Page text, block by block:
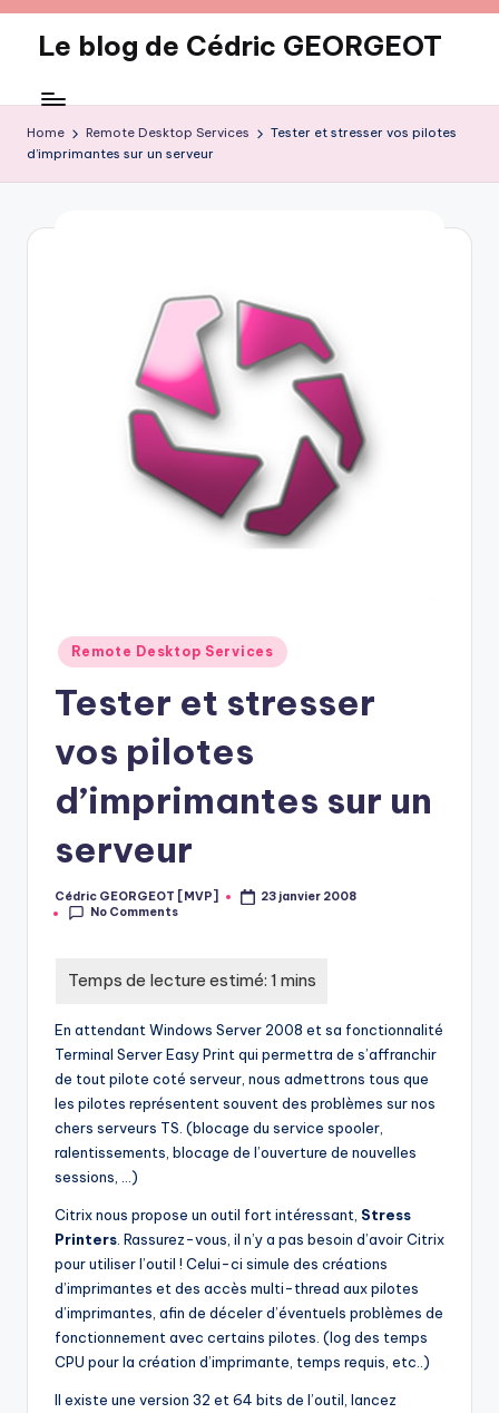
content
Le blog de Cédric GEORGEOT
Home Remote Desktop Services
Tester et stresser vos pilotes
d’imprimantes sur un serveur
Posted
in
Remote Desktop Services
Tester et stresser
vos pilotes
d’imprimantes sur un
serveur
Posted
by
Cédric GEORGEOT [MVP]
23 janvier 2008
No Comments
En attendant Windows Server 2008 et sa fonctionnalité
Terminal Server Easy Print qui permettra de s’affranchir
de tout pilote coté serveur, nous admettrons tous que
les pilotes représentent souvent des problèmes sur nos
chers serveurs TS. (blocage du service spooler,
ralentissements, blocage de l’ouverture de nouvelles
sessions, …)
Citrix nous propose un outil fort intéressant, Stress
Printers . Rassurez-vous, il n’y a pas besoin d’avoir Citrix
pour utiliser l’outil ! Celui-ci simule des créations
d’imprimantes et des accès multi-thread aux pilotes
d’imprimantes, afin de déceler d’éventuels problèmes de
fonctionnement avec certains pilotes. (log des temps
CPU pour la création d’imprimante, temps requis, etc..)
Il existe une version 32 et 64 bits de l’outil, lancez